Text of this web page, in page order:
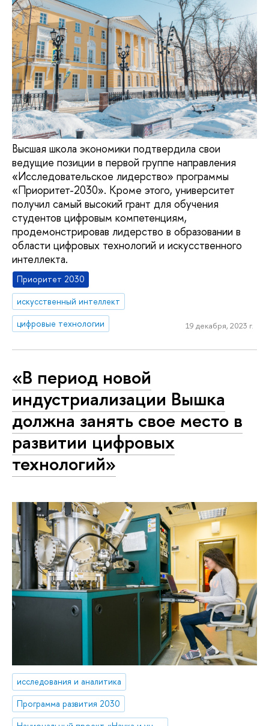
Высшая школа экономики подтвердила свои
ведущие позиции в первой группе направления
«Исследовательское лидерство» программы
«Приоритет-2030». Кроме этого, университет
получил самый высокий грант для обучения
студентов цифровым компетенциям,
продемонстрировав лидерство в образовании в
области цифровых технологий и искусственного
интеллекта.
Приоритет 2030
искусственный интеллект
цифровые технологии
19 декабря, 2023 г.
«В период новой
индустриализации Вышка
должна занять свое место в
развитии цифровых
технологий»
исследования и аналитика
Программа развития 2030